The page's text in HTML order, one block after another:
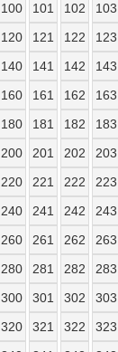
100
101 102 103
120
121 122 123
140
141 142 143
160
161 162 163
180
181 182 183
200
201 202 203
220
221 222 223
240
241 242 243
260
261 262 263
280
281 282 283
300
301 302 303
320
321 322 323